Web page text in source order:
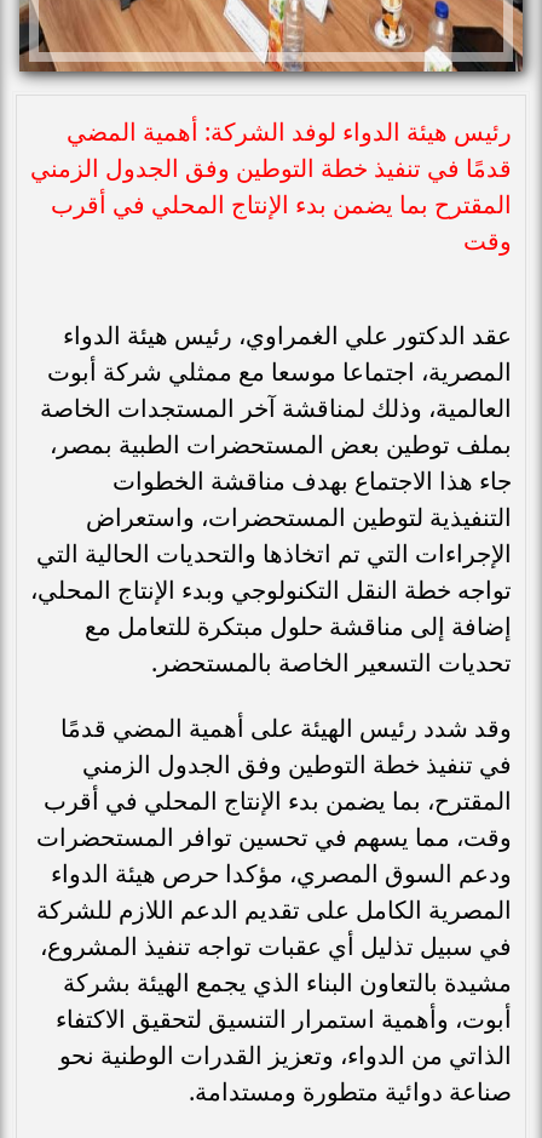
رئيس هيئة الدواء لوفد الشركة: أهمية المضي
قدمًا في تنفيذ خطة التوطين وفق الجدول الزمني
المقترح بما يضمن بدء الإنتاج المحلي في أقرب
وقت
عقد الدكتور علي الغمراوي، رئيس هيئة الدواء
المصرية، اجتماعا موسعا مع ممثلي شركة أبوت
العالمية، وذلك لمناقشة آخر المستجدات الخاصة
بملف توطين بعض المستحضرات الطبية بمصر،
جاء هذا الاجتماع بهدف مناقشة الخطوات
التنفيذية لتوطين المستحضرات، واستعراض
الإجراءات التي تم اتخاذها والتحديات الحالية التي
تواجه خطة النقل التكنولوجي وبدء الإنتاج المحلي،
إضافة إلى مناقشة حلول مبتكرة للتعامل مع
تحديات التسعير الخاصة بالمستحضر.
وقد شدد رئيس الهيئة على أهمية المضي قدمًا
في تنفيذ خطة التوطين وفق الجدول الزمني
المقترح، بما يضمن بدء الإنتاج المحلي في أقرب
وقت، مما يسهم في تحسين توافر المستحضرات
ودعم السوق المصري، مؤكدا حرص هيئة الدواء
المصرية الكامل على تقديم الدعم اللازم للشركة
في سبيل تذليل أي عقبات تواجه تنفيذ المشروع،
مشيدة بالتعاون البناء الذي يجمع الهيئة بشركة
أبوت، وأهمية استمرار التنسيق لتحقيق الاكتفاء
الذاتي من الدواء، وتعزيز القدرات الوطنية نحو
صناعة دوائية متطورة ومستدامة.